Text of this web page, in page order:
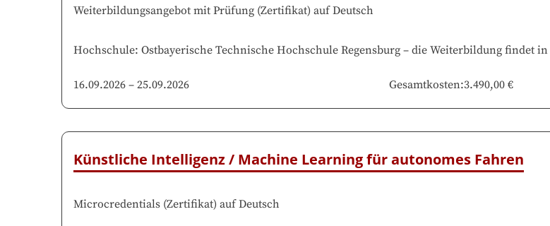
Weiterbildungsangebot mit Prüfung (Zertifikat) auf Deutsch
Hochschule: Ostbayerische Technische Hochschule Regensburg – die Weiterbildung findet in
16.09.2026 – 25.09.2026 Gesamtkosten:3.490,00 €
Künstliche Intelligenz / Machine Learning für autonomes Fahren
Microcredentials (Zertifikat) auf Deutsch